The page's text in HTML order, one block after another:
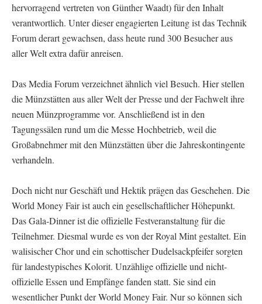
hervorragend vertreten von Günther Waadt) für den Inhalt
verantwortlich. Unter dieser engagierten Leitung ist das Technik
Forum derart gewachsen, dass heute rund 300 Besucher aus
aller Welt extra dafür anreisen.
Das Media Forum verzeichnet ähnlich viel Besuch. Hier stellen
die Münzstätten aus aller Welt der Presse und der Fachwelt ihre
neuen Münzprogramme vor. Anschließend ist in den
Tagungssälen rund um die Messe Hochbetrieb, weil die
Großabnehmer mit den Münzstätten über die Jahreskontingente
verhandeln.
Doch nicht nur Geschäft und Hektik prägen das Geschehen. Die
World Money Fair ist auch ein gesellschaftlicher Höhepunkt.
Das Gala-Dinner ist die offizielle Festveranstaltung für die
Teilnehmer. Diesmal wurde es von der Royal Mint gestaltet. Ein
walisischer Chor und ein schottischer Dudelsackpfeifer sorgten
für landestypisches Kolorit. Unzählige offizielle und nicht-
offizielle Essen und Empfänge fanden statt. Sie sind ein
wesentlicher Punkt der World Money Fair. Nur so können sich